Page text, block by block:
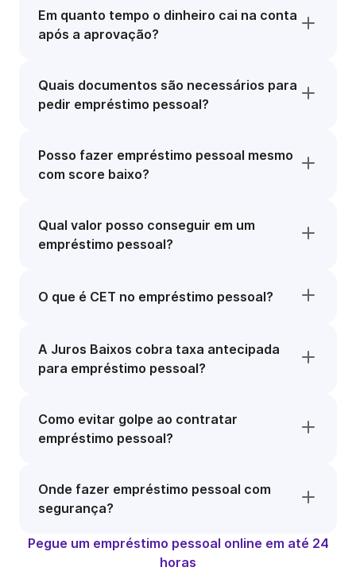
Em quanto tempo o dinheiro cai na conta
após a aprovação?
Quais documentos são necessários para
pedir empréstimo pessoal?
Posso fazer empréstimo pessoal mesmo
com score baixo?
Qual valor posso conseguir em um
empréstimo pessoal?
O que é CET no empréstimo pessoal?
A Juros Baixos cobra taxa antecipada
para empréstimo pessoal?
Como evitar golpe ao contratar
empréstimo pessoal?
Onde fazer empréstimo pessoal com
segurança?
Pegue um empréstimo pessoal online em até 24
horas